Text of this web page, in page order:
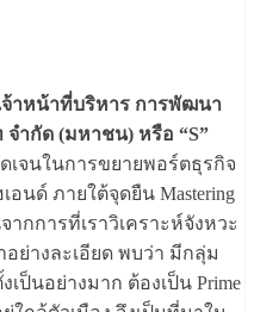
าหน้าที่บริหาร การพัฒนา
จำกัด (มหาชน) หรือ “S”
เจนในการขยายพอร์ตธุรกิจ
นด์ ภายใต้จุดยืน Mastering
ากการที่เราวิเคราะห์จังหวะ
ย่างละเอียด พบว่า มีกลุ่ม
ป็นอย่างมาก ต้องเป็น Prime